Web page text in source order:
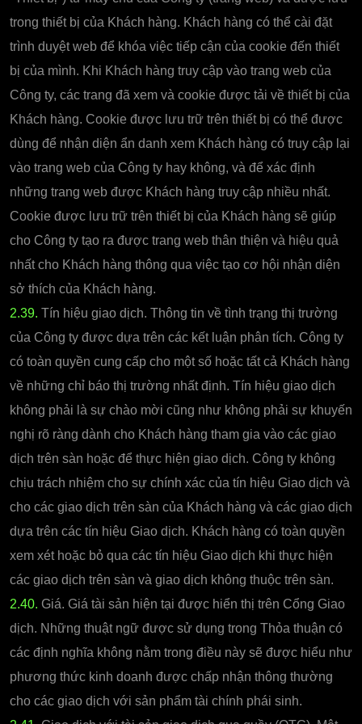
trong thiết bị của Khách hàng. Khách hàng có thể cài đặt
trình duyệt web để khóa việc tiếp cận của cookie đến thiết
bị của mình. Khi Khách hàng truy cập vào trang web của
Công ty, các trang đã xem và cookie được tải về thiết bị của
Khách hàng. Cookie được lưu trữ trên thiết bị có thể được
dùng để nhận diện ẩn danh xem Khách hàng có truy cập lại
vào trang web của Công ty hay không, và để xác định
những trang web được Khách hàng truy cập nhiều nhất.
Cookie được lưu trữ trên thiết bị của Khách hàng sẽ giúp
cho Công ty tạo ra được trang web thân thiện và hiệu quả
nhất cho Khách hàng thông qua việc tạo cơ hội nhận diện
sở thích của Khách hàng.
2.39. Tín hiệu giao dịch. Thông tin về tình trạng thị trường
của Công ty được dựa trên các kết luận phân tích. Công ty
có toàn quyền cung cấp cho một số hoặc tất cả Khách hàng
về những chỉ báo thị trường nhất định. Tín hiệu giao dịch
không phải là sự chào mời cũng như không phải sự khuyến
nghị rõ ràng dành cho Khách hàng tham gia vào các giao
dịch trên sàn hoặc để thực hiện giao dịch. Công ty không
chịu trách nhiệm cho sự chính xác của tín hiệu Giao dịch và
cho các giao dịch trên sàn của Khách hàng và các giao dịch
dựa trên các tín hiệu Giao dịch. Khách hàng có toàn quyền
xem xét hoặc bỏ qua các tín hiệu Giao dịch khi thực hiện
các giao dịch trên sàn và giao dịch không thuộc trên sàn.
2.40. Giá. Giá tài sản hiện tại được hiển thị trên Cổng Giao
dịch. Những thuật ngữ được sử dụng trong Thỏa thuận có
các định nghĩa không nằm trong điều này sẽ được hiểu như
phương thức kinh doanh được chấp nhận thông thường
cho các giao dịch với sản phẩm tài chính phái sinh.